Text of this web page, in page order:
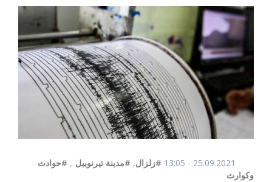
25.09.2021 - 13:05 #زلزال, #مدينة تيرنوبيل , #حوادث
وكوارث